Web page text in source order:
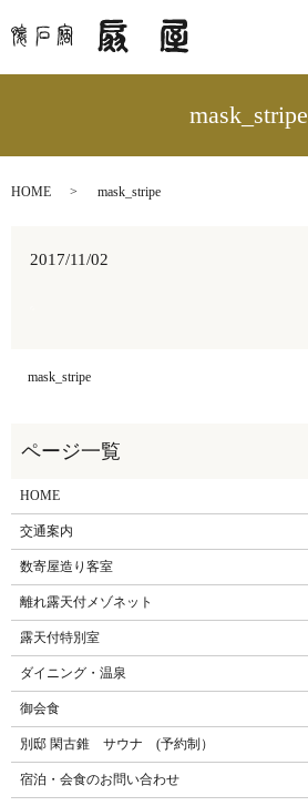
mask_stripe
HOME mask_stripe
2017/11/02
mask_stripe
HOME
交通案内
数寄屋造り客室
離れ露天付メゾネット
露天付特別室
ダイニング・温泉
御会食
別邸 閑古錐 サウナ (予約制）
宿泊・会食のお問い合わせ